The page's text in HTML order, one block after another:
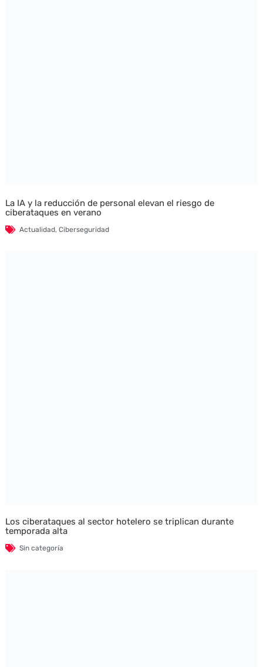
La IA y la reducción de personal elevan el riesgo de
ciberataques en verano
Actualidad, Ciberseguridad
Los ciberataques al sector hotelero se triplican durante
temporada alta
Sin categoría